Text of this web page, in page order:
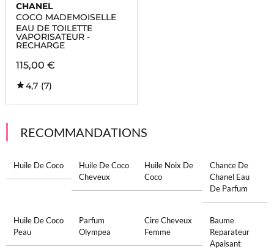
CHANEL
COCO MADEMOISELLE
EAU DE TOILETTE
VAPORISATEUR -
RECHARGE
115,00 €
4,7 (7)
RECOMMANDATIONS
Huile De Coco
Huile De Coco
Cheveux
Huile Noix De
Coco
Chance De
Chanel Eau
De Parfum
Huile De Coco
Peau
Parfum
Olympea
Cire Cheveux
Femme
Baume
Reparateur
Apaisant